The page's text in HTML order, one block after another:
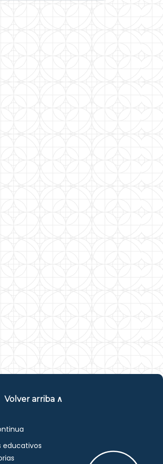
Volver arriba ∧
educativos